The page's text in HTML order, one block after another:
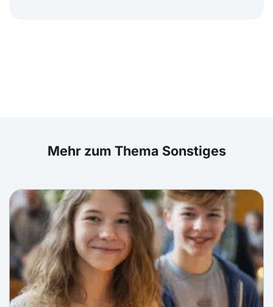
Mehr zum Thema Sonstiges